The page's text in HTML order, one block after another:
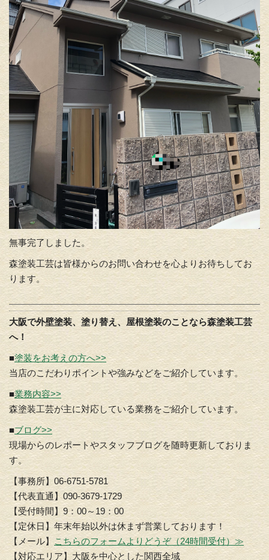
無事完了しました。
森塗装工芸は皆様からのお問い合わせを心よりお待ちしてお
ります。
大阪で外壁塗装、塗り替え、屋根塗装のことなら森塗装工芸
へ！
■塗装をお考えの方へ>>
当店のこだわりポイントや強みなどをご紹介しています。
■業務内容>>
森塗装工芸が主に対応している業務をご紹介しています。
■ブログ>>
現場からのレポートやスタッフブログを随時更新しておりま
す。
【事務所】06-6751-5781
【代表直通】090-3679-1729
【受付時間】9：00～19：00
【定休日】年末年始以外は休まず営業しております！
【メール】 こちらのフォームよりどうぞ（24時間受付）≫
【対応エリア】大阪を中心とした関西全域